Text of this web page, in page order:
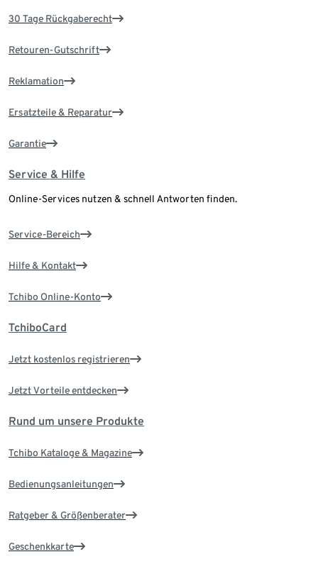
30 Tage Rückgaberecht
Retouren-Gutschrift
Reklamation
Ersatzteile & Reparatur
Garantie
Service & Hilfe
Online-Services nutzen & schnell Antworten finden.
Service-Bereich
Hilfe & Kontakt
Tchibo Online-Konto
TchiboCard
Jetzt kostenlos registrieren
Jetzt Vorteile entdecken
Rund um unsere Produkte
Tchibo Kataloge & Magazine
Bedienungsanleitungen
Ratgeber & Größenberater
Geschenkkarte